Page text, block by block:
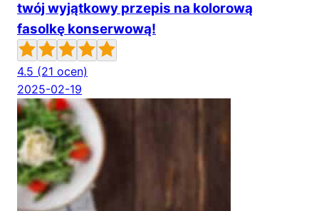
twój wyjątkowy przepis na kolorową
fasolkę konserwową!
4.5 (21 ocen)
2025-02-19